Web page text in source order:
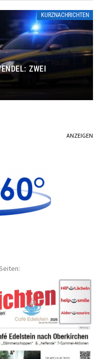
KURZNACHRICHTEN
ZWEI
ANZEIGEN